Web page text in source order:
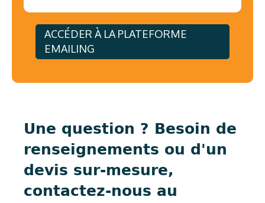
ACCÉDER À LA PLATEFORME
EMAILING
Une question ? Besoin de
renseignements ou d'un
devis sur-mesure,
contactez-nous au